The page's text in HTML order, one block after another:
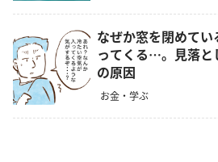
なぜか窓を閉めて
ってくる…。見落と
の原因
お金・学ぶ